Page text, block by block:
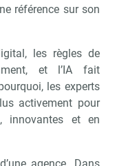
référence sur son
les règles de
et l’IA fait
les experts
activement pour
innovantes et en